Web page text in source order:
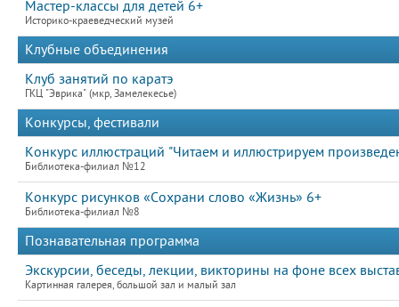
Мастер-классы для детей 6+
Историко-краеведческий музей
Клубные объединения
Клуб занятий по каратэ
ГКЦ "Эврика" (мкр, Замелекесье)
Конкурсы, фестивали
Конкурс иллюстраций "Читаем и иллюстрируем
Библиотека-филиал №12
Конкурс рисунков «Сохрани слово «Жизнь» 6+
Библиотека-филиал №8
Познавательная программа
Экскурсии, беседы, лекции, викторины на фоне всех
Картинная галерея, большой зал и малый зал